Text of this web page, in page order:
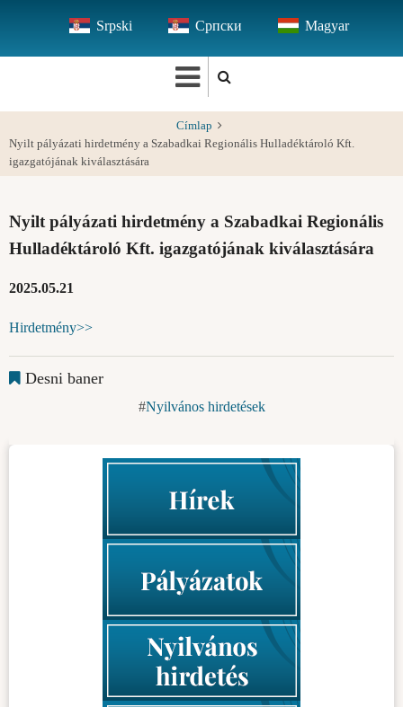
tartalomra
Srpski Српски Magyar
Címlap
Nyilt pályázati hirdetmény a Szabadkai Regionális Hulladéktároló Kft.
igazgatójának kiválasztására
Nyilt pályázati hirdetmény a Szabadkai Regionális
Hulladéktároló Kft. igazgatójának kiválasztására
2025.05.21
Hirdetmény>>
Desni baner
Nyilvános hirdetések